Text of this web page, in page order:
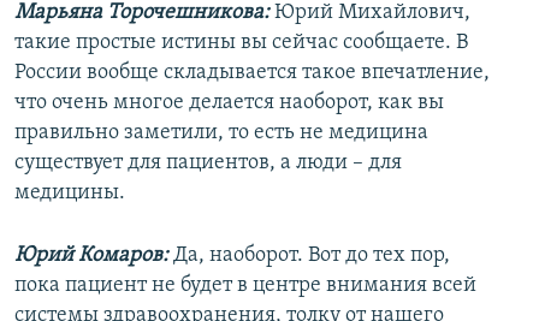
Марьяна Торочешникова:Юрий Михайлович,
такие простые истины вы сейчас сообщаете. В
России вообще складывается такое впечатление,
что очень многое делается наоборот, как вы
правильно заметили, то есть не медицина
существует для пациентов, а люди – для
медицины.
Юрий Комаров:Да, наоборот. Вот до тех пор,
пока пациент не будет в центре внимания всей
системы здравоохранения, толку от нашего